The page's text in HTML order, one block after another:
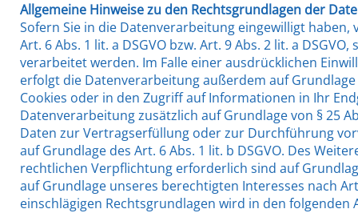
Allgemeine Hinweise zu den Rechtsgrundlagen der
Sofern Sie in die Datenverarbeitung eingewilligt
Art. 6 Abs. 1 lit. a DSGVO bzw. Art. 9 Abs. 2 lit. a
verarbeitet werden. Im Falle einer ausdrücklichen
erfolgt die Datenverarbeitung außerdem auf Grundlage
Cookies oder in den Zugriff auf Informationen in Ihr
Datenverarbeitung zusätzlich auf Grundlage von § 25
Daten zur Vertragserfüllung oder zur Durchführung
auf Grundlage des Art. 6 Abs. 1 lit. b DSGVO. Des
rechtlichen Verpflichtung erforderlich sind auf
auf Grundlage unseres berechtigten Interesses nach
einschlägigen Rechtsgrundlagen wird in den